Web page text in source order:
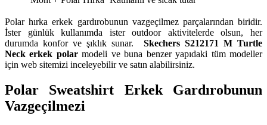
Polar hırka erkek gardırobunun vazgeçilmez parçalarından biridir.
İster günlük kullanımda ister outdoor aktivitelerde olsun, her
durumda konfor ve şıklık sunar. Skechers S212171 M Turtle
Neck erkek polar modeli ve buna benzer yapıdaki tüm modeller
için web sitemizi inceleyebilir ve satın alabilirsiniz.
Polar Sweatshirt Erkek Gardırobunun
Vazgeçilmezi